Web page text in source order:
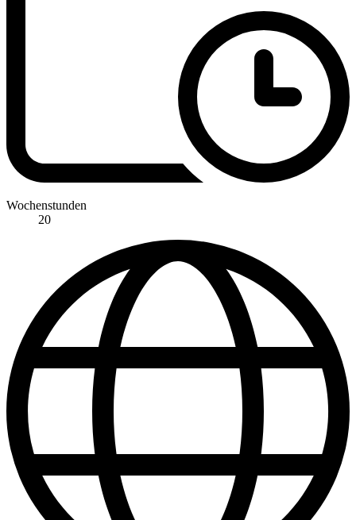
Wochenstunden
20